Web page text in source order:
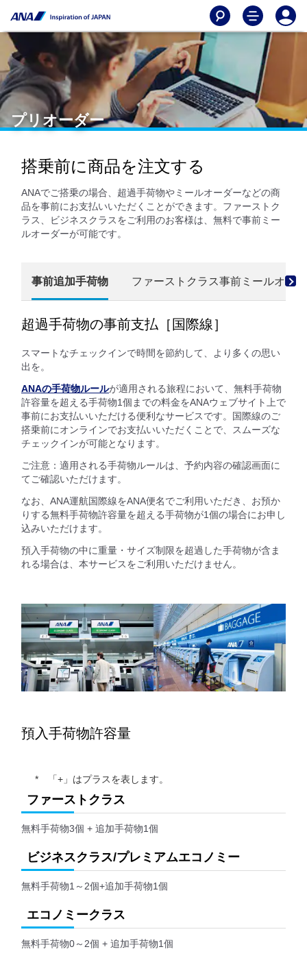
プリオーダー
搭乗前に商品を注文する
ANAでご搭乗の場合、超過手荷物やミールオーダーなどの商
品を事前にお支払いいただくことができます。ファーストク
ラス、ビジネスクラスをご利用のお客様は、無料で事前ミー
ルオーダーが可能です。
事前追加手荷物 ファーストクラス事前ミールオー
超過手荷物の事前支払［国際線］
スマートなチェックインで時間を節約して、より多くの思い
出を。
ANAの手荷物ルールが適用される旅程において、無料手荷物
許容量を超える手荷物1個までの料金をANAウェブサイト上で
事前にお支払いいただける便利なサービスです。国際線のご
搭乗前にオンラインでお支払いいただくことで、スムーズな
チェックインが可能となります。
ご注意：適用される手荷物ルールは、予約内容の確認画面に
てご確認いただけます。
なお、ANA運航国際線をANA便名でご利用いただき、お預か
りする無料手荷物許容量を超える手荷物が1個の場合にお申し
込みいただけます。
預入手荷物の中に重量・サイズ制限を超過した手荷物が含ま
れる場合は、本サービスをご利用いただけません。
預入手荷物許容量
「+」はプラスを表します。
ファーストクラス
無料手荷物3個 + 追加手荷物1個
ビジネスクラス/プレミアムエコノミー
無料手荷物1～2個+追加手荷物1個
エコノミークラス
無料手荷物0～2個 + 追加手荷物1個